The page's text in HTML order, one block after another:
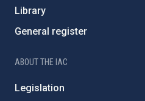
Library
General register
ABOUT THE IAC
Legislation